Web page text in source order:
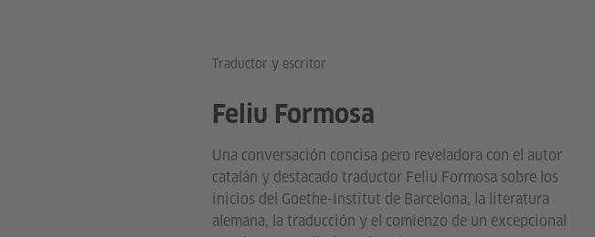
Traductor y escritor
Feliu Formosa
Una conversación concisa pero reveladora con el autor
catalán y destacado traductor Feliu Formosa sobre los
inicios del Goethe-Institut de Barcelona, la literatura
alemana, la traducción y el comienzo de un excepcional